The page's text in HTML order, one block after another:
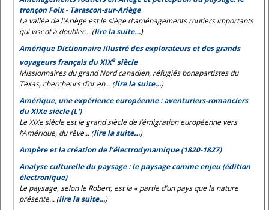
tronçon Foix - Tarascon-sur-Ariège
La vallée de l'Ariège est le siège d'aménagements routiers importants
qui visent à doubler... (lire la suite…)
Amérique Dictionnaire illustré des explorateurs et des grands
voyageurs français du XIXesiècle
Missionnaires du grand Nord canadien, réfugiés bonapartistes du
Texas, chercheurs d’or en... (lire la suite…)
Amérique, une expérience européenne : aventuriers-romanciers
du XIXe siècle (L')
Le XIXe siècle est le grand siècle de l’émigration européenne vers
l’Amérique, du rêve... (lire la suite…)
Ampère et la création de l’électrodynamique (1820-1827)
Analyse culturelle du paysage : le paysage comme enjeu (édition
électronique)
Le paysage, selon leRobert, est la « partie d’un pays que la nature
présente... (lire la suite…)